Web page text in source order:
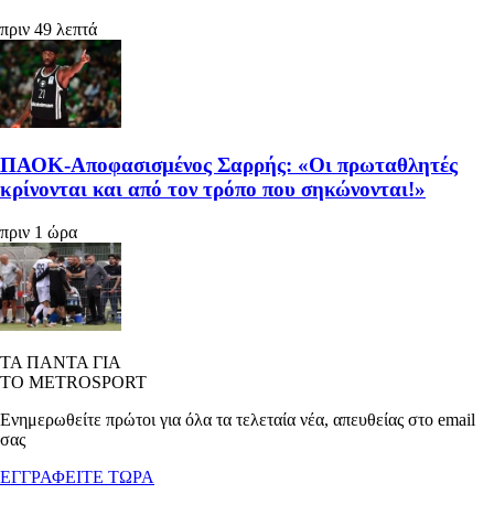
πριν 49 λεπτά
ΠΑΟΚ-Αποφασισμένος Σαρρής: «Οι πρωταθλητές
κρίνονται και από τον τρόπο που σηκώνονται!»
πριν 1 ώρα
ΤΑ ΠΑΝΤΑ ΓΙΑ
ΤΟ METROSPORT
Ενημερωθείτε πρώτοι για όλα τα τελεταία νέα, απευθείας στο email
σας
ΕΓΓΡΑΦΕΙΤΕ ΤΩΡΑ